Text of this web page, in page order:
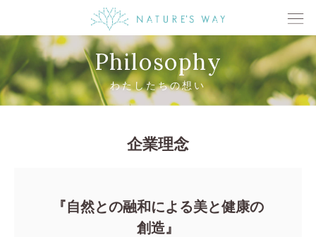
Philosophy
わたしたちの想い
企業理念
『自然との融和による美と健康の
創造』